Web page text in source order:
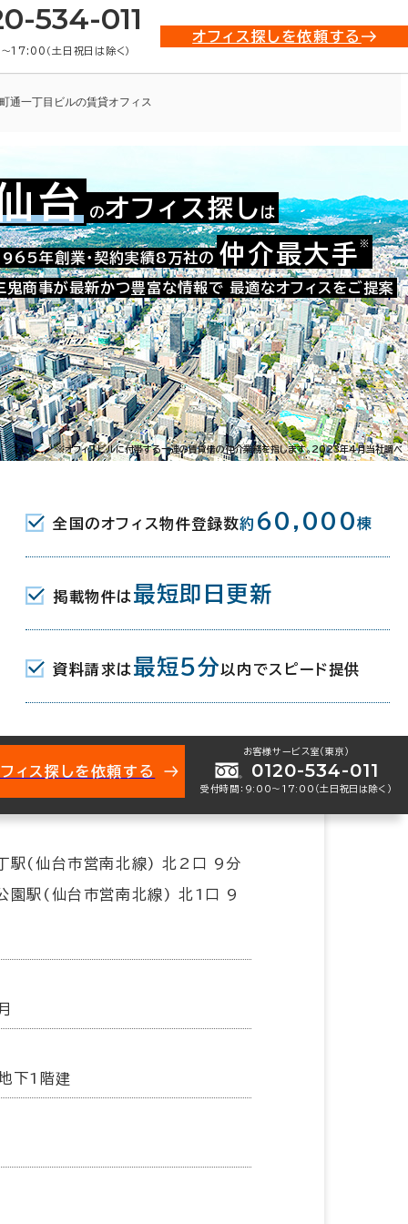
534-011
17:00（土日祝日は除く）
オフィス探しを依頼する
通一丁目ビルの賃貸オフィス
お問い合わせ番号：002-10601
。
木町通1-5-1
駅(仙台市営南北線) 北2口 9分
園駅(仙台市営南北線) 北1口 9
下1階建
台 のオフィス探し は
年創業・契約実績8万社の 仲介最大手 ※
鬼商事が最新かつ豊富な情報で 最適なオフィスをご提案
※オフィスビルに付帯する一連の賃貸借の仲介業務を指します。2023年4月当社調べ
全国のオフィス物件登録数約 60,000棟
掲載物件は 最短即日更新
資料請求は 最短5分 以内でスピード提供
ィス探しを依頼する
お客様サービス室（東京）
0120-534-011
受付時間：9:00〜17:00（土日祝日は除く）